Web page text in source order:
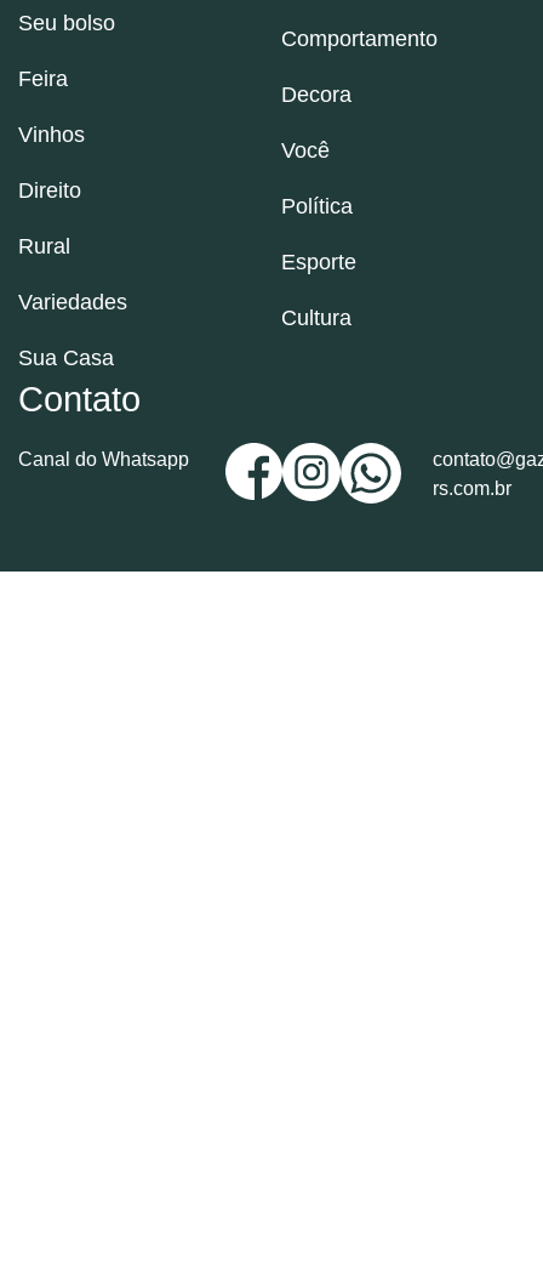
Seu bolso
Feira
Vinhos
Direito
Rural
Variedades
Sua Casa
Comportamento
Decora
Você
Política
Esporte
Cultura
Contato
Canal do Whatsapp
rs.com.br